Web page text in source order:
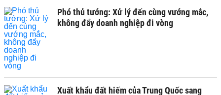
Phó thủ tướng: Xử lý đến cùng vướng mắc,
không đẩy doanh nghiệp đi vòng
Xuất khẩu đất hiếm của Trung Quốc sang